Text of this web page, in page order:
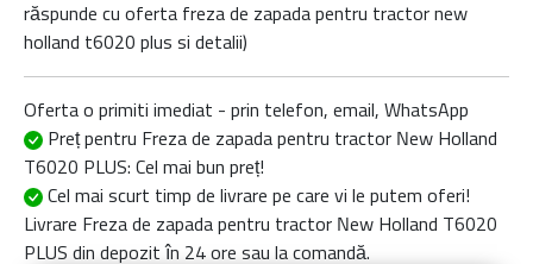
răspunde cu oferta freza de zapada pentru tractor new
holland t6020 plus si detalii)
Oferta o primiti imediat - prin telefon, email, WhatsApp
Preț pentru Freza de zapada pentru tractor New Holland
T6020 PLUS: Cel mai bun preț!
Cel mai scurt timp de livrare pe care vi le putem oferi!
Livrare Freza de zapada pentru tractor New Holland T6020
PLUS din depozit în 24 ore sau la comandă.